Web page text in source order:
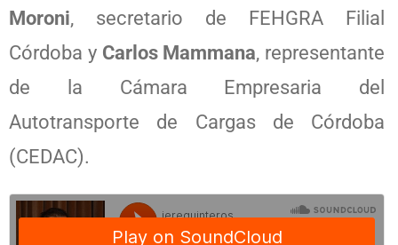
Moroni, secretario de FEHGRA Filial
Córdoba yCarlos Mammana, representante
de la Cámara Empresaria del
Autotransporte de Cargas de Córdoba
(CEDAC).